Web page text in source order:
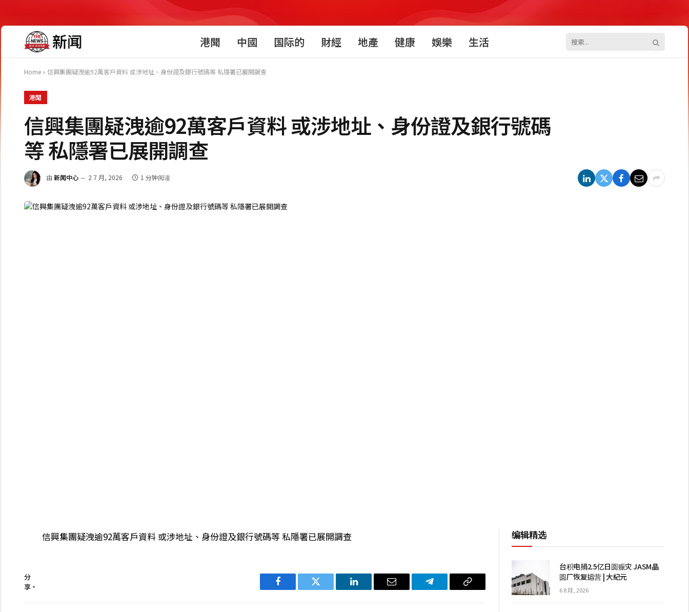
港聞 中國 国际的 財經 地產 健康 娛樂 生活
Home » 信興集團疑洩逾92萬客戶資料 或涉地址、身份證及銀行號碼等 私隱署已展開調查
港聞
信興集團疑洩逾92萬客戶資料 或涉地址、身份證及銀行號碼
等 私隱署已展開調查
由 新闻中心 2 7 月, 2026 1 分钟阅读
信興集團疑洩逾92萬客戶資料 或涉地址、身份證及銀行號碼等 私隱署已展開調查
分
享。
Facebook Twitter LinkedIn 电
Telegram 复
编辑精选
台积电捐2.5亿日圆赈灾 JASM晶
圆厂恢复运营 | 大紀元
6 8 月, 2026